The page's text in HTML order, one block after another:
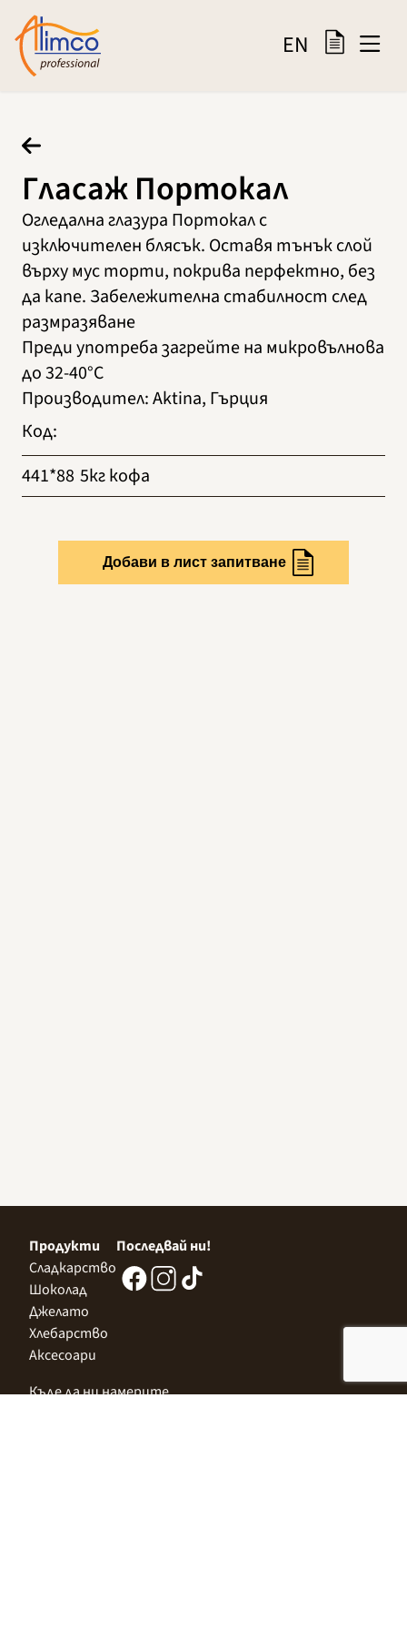
EN
Гласаж Портокал
Огледална глазура Портокал с
изключителен блясък. Оставя тънък слой
върху мус торти, покрива перфектно, без
да капе. Забележителна стабилност след
размразяване
Преди употреба загрейте на микровълнова
до 32-40°C
Производител:Aktina, Гърция
Код:
441*88 5кг кофа
Добави в лист запитване
Продукти
Сладкарство
Шоколад
Джелато
Хлебарство
Аксесоари
Последвай ни!
Къде да ни намерите